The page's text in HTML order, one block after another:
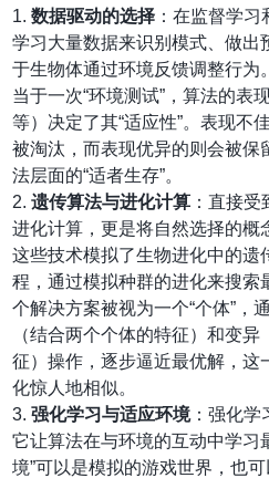
1.数据驱动的选择 ：在监督学
学习大量数据来识别模式、做出
于生物体通过环境反馈调整行为
当于一次“环境测试”，算法的表
等）决定了其“适应性”。表现不
被淘汰，而表现优异的则会被保
法层面的“适者生存”。
2.遗传算法与进化计算 ：直接
进化计算，更是将自然选择的概
这些技术模拟了生物进化中的遗
程，通过模拟种群的进化来搜索
个解决方案被视为一个“个体”，
（结合两个个体的特征）和变
征）操作，逐步逼近最优解，这
化惊人地相似。
3.强化学习与适应环境：强化学
它让算法在与环境的互动中学习
境”可以是模拟的游戏世界，也